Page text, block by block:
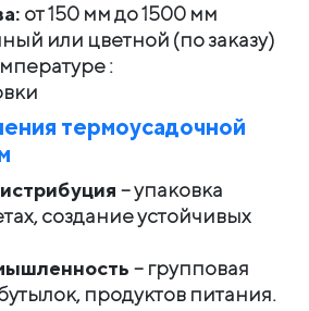
от 150 мм до 1500 мм
или цветной (по заказу)
:
термоусадочной
– упаковка
создание устойчивых
– групповая
продуктов питания.